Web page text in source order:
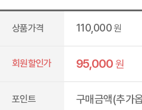
상품가격 110,000 원
회원할인가 95,000원
포인트 구매금액(추가